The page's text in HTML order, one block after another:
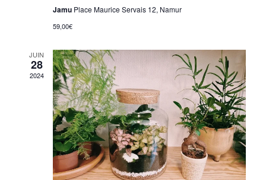
Jamu Place Maurice Servais 12, Namur
59,00€
JUIN
28
2024